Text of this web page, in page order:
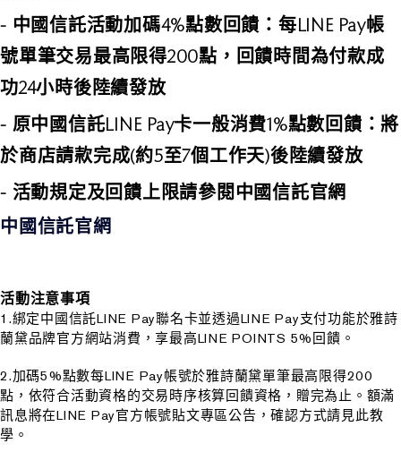
- 中國信託活動加碼4%點數回饋：每LINE Pay帳
號單筆交易最高限得200點，回饋時間為付款成
功24小時後陸續發放
- 原中國信託LINE Pay卡一般消費1%點數回饋：將
於商店請款完成(約5至7個工作天)後陸續發放
- 活動規定及回饋上限請參閱中國信託官網
中國信託官網
活動注意事項
1.綁定中國信託LINE Pay聯名卡並透過LINE Pay支付功能於雅詩
蘭黛品牌官方網站消費，享最高LINE POINTS 5%回饋。
2.加碼5%點數每LINE Pay帳號於雅詩蘭黛單筆最高限得200
點，依符合活動資格的交易時序核算回饋資格，贈完為止。額滿
訊息將在LINE Pay官方帳號貼文專區公告，確認方式請見此教
學。